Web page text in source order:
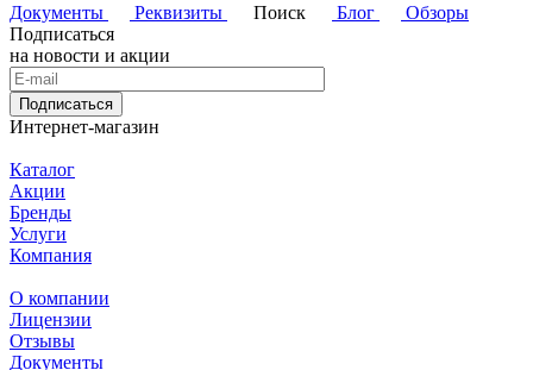
Документы
Реквизиты Поиск Блог
Обзоры
Подписаться
на новости и акции
Подписаться
Интернет-магазин
Каталог
Акции
Бренды
Услуги
Компания
О компании
Лицензии
Отзывы
Документы